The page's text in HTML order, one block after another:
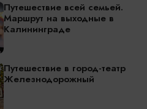
Путешествие всей семьей.
Маршрут на выходные в
Калининграде
Путешествие в город-театр
Железнодорожный